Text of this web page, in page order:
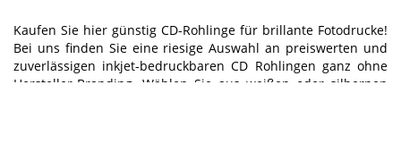
Kaufen Sie hier günstig CD-Rohlinge für brillante Fotodrucke!
Bei uns finden Sie eine riesige Auswahl an preiswerten und
zuverlässigen inkjet-bedruckbaren CD Rohlingen ganz ohne
Hersteller-Branding. Wählen Sie aus weißen oder silbernen